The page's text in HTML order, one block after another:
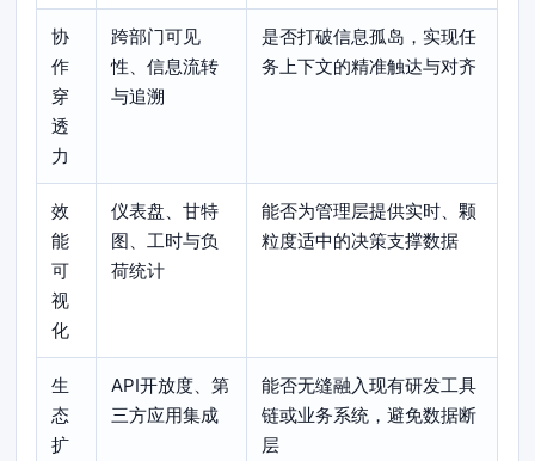
协
作
穿
透
力
跨部门可见
性、信息流转
与追溯
是否打破信息孤岛，实现任
务上下文的精准触达与对齐
效
能
可
视
化
仪表盘、甘特
图、工时与负
荷统计
能否为管理层提供实时、颗
粒度适中的决策支撑数据
生
态
扩
API开放度、第
三方应用集成
能否无缝融入现有研发工具
链或业务系统，避免数据断
层